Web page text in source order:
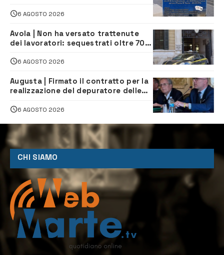
6 AGOSTO 2026
Avola | Non ha versato trattenute
dei lavoratori: sequestrati oltre 700
climatizzazione
6 AGOSTO 2026
Augusta | Firmato il contratto per la
realizzazione del depuratore delle
6 AGOSTO 2026
CHI SIAMO